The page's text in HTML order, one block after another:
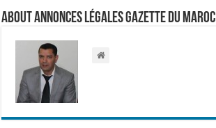
About Annonces légales Gazette du Maroc